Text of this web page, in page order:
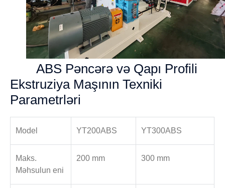
ABS Pəncərə və Qapı Profili
Ekstruziya Maşının Texniki
Parametrləri
Model YT200ABS YT300ABS
Maks.
Məhsulun eni
200 mm 300 mm